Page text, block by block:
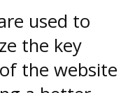
used to
the key
the website